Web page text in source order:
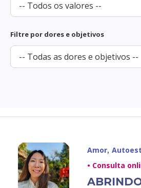
Filtre por dores e objetivos
Amor,
• Consulta